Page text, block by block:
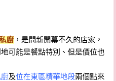
廚 ，是間新開幕不久的店家，
可能是餐點特別、但是價位也
及位在東區精華地段兩個點來